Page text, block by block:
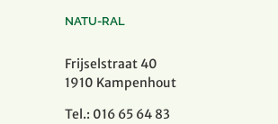
NATU-RAL
Frijselstraat 40
1910 Kampenhout
Tel.: 016 65 64 83